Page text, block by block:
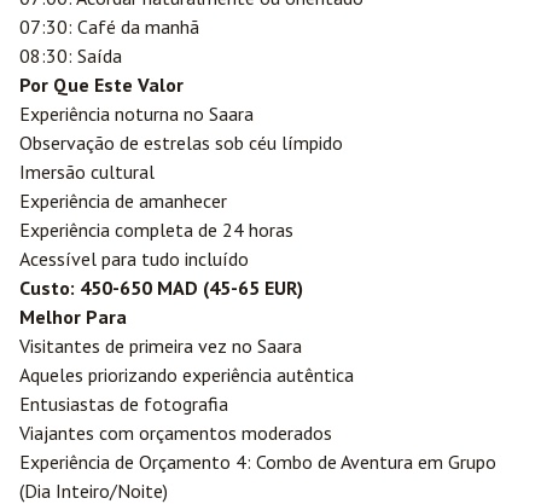
07:30: Café da manhã
08:30: Saída
Por Que Este Valor
Experiência noturna no Saara
Observação de estrelas sob céu límpido
Imersão cultural
Experiência de amanhecer
Experiência completa de 24 horas
Acessível para tudo incluído
Custo: 450-650 MAD (45-65 EUR)
Melhor Para
Visitantes de primeira vez no Saara
Aqueles priorizando experiência autêntica
Entusiastas de fotografia
Viajantes com orçamentos moderados
Experiência de Orçamento 4: Combo de Aventura em Grupo
(Dia Inteiro/Noite)